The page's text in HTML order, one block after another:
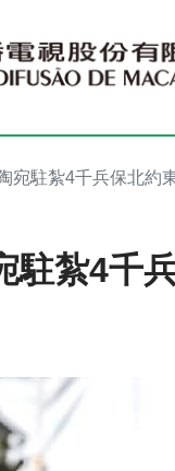
宛駐紮4千兵保北約
駐紮4千